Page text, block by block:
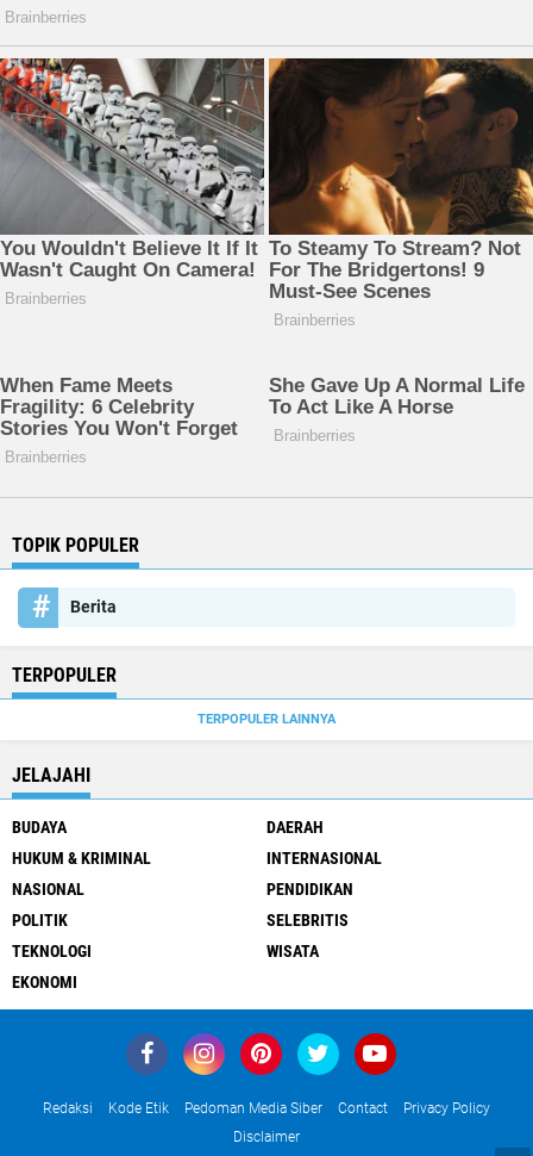
TOPIK POPULER
Berita
TERPOPULER
TERPOPULER LAINNYA
JELAJAHI
BUDAYA
DAERAH
HUKUM & KRIMINAL
INTERNASIONAL
NASIONAL
PENDIDIKAN
POLITIK
SELEBRITIS
TEKNOLOGI
WISATA
EKONOMI
Redaksi Kode Etik Pedoman Media Siber Contact
Privacy Policy
Disclaimer